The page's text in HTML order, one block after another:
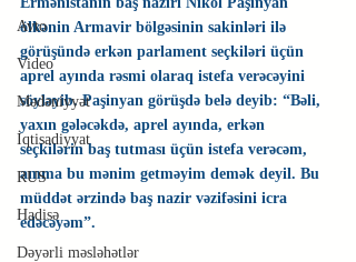
Avto
Video
Mədəniyyət
İqtisadiyyat
RUS
Hadisə
Dəyərli məsləhətlər
ölkənin Armavir bölgəsinin sakinləri ilə
görüşündə erkən parlament seçkiləri üçün
aprel ayında rəsmi olaraq istefa verəcəyini
söyləyib. Paşinyan görüşdə belə deyib: “Bəli,
yaxın gələcəkdə, aprel ayında, erkən
seçkilərin baş tutması üçün istefa verəcəm,
amma bu mənim getməyim demək deyil. Bu
müddət ərzində baş nazir vəzifəsini icra
edəcəyəm”.